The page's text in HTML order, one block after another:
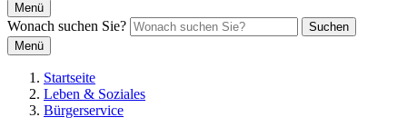
Menü
Wonach suchen Sie?
Suchen
Menü
Startseite
Leben & Soziales
Bürgerservice